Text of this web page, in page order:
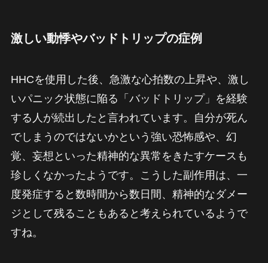
激しい動悸やバッドトリップの症例
HHCを使用した後、急激な心拍数の上昇や、激し
いパニック状態に陥る「バッドトリップ」を経験
する人が続出したと言われています。自分が死ん
でしまうのではないかという強い恐怖感や、幻
覚、妄想といった精神的な異常をきたすケースも
珍しくなかったようです。こうした副作用は、一
度発症すると数時間から数日間、精神的なダメー
ジとして残ることもあると考えられているようで
すね。